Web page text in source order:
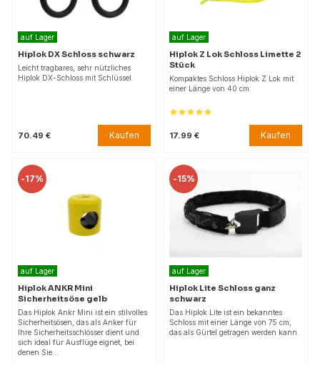
auf Lager
Hiplok DX Schloss schwarz
Leicht tragbares, sehr nützliches
Hiplok DX-Schloss mit Schlüssel.
70.49 € Kaufen
auf Lager
Hiplok Z Lok Schloss Limette 2
Stück
Kompaktes Schloss Hiplok Z Lok mit
einer Länge von 40 cm.
17.99 € Kaufen
-17%
auf Lager
Hiplok ANKR Mini
Sicherheitsöse gelb
Das Hiplok Ankr Mini ist ein stilvolles
Sicherheitsösen, das als Anker für
Ihre Sicherheitsschlösser dient und
sich ideal für Ausflüge eignet, bei
denen Sie…
-15%
auf Lager
Hiplok Lite Schloss ganz
schwarz
Das Hiplok Lite ist ein bekanntes
Schloss mit einer Länge von 75 cm,
das als Gürtel getragen werden kann.